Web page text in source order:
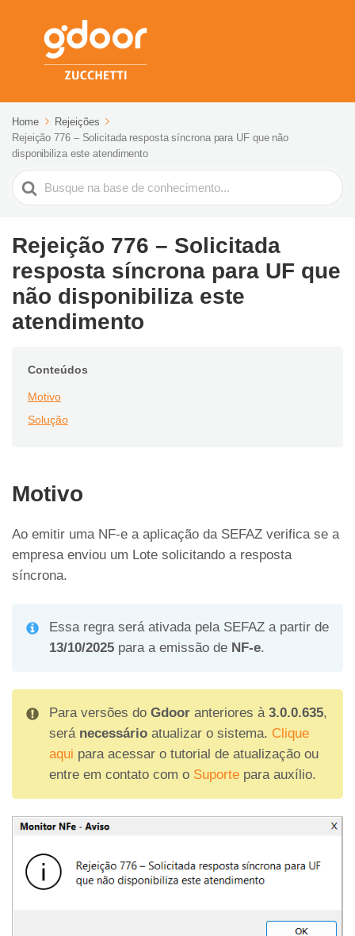
Home
Rejeições
Rejeição 776 – Solicitada resposta síncrona para UF que não
disponibiliza este atendimento
Pesquisar
Rejeição 776 – Solicitada
resposta síncrona para UF que
não disponibiliza este
atendimento
Conteúdos
Motivo
Solução
Motivo
Ao emitir uma NF-e a aplicação da SEFAZ verifica se a
empresa enviou um Lote solicitando a resposta
síncrona.
Essa regra será ativada pela SEFAZ a partir de
13/10/2025para a emissão de NF-e.
Para versões do Gdoor anteriores à 3.0.0.635,
será necessário atualizar o sistema. Clique
aqui para acessar o tutorial de atualização ou
entre em contato com o Suportepara auxílio.